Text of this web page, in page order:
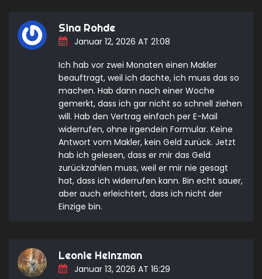
Sina Rohde
Januar 12, 2026 AT 21:08
Ich hab vor zwei Monaten einen Makler
beauftragt, weil ich dachte, ich muss das so
machen. Hab dann nach einer Woche
gemerkt, dass ich gar nicht so schnell ziehen
will. Hab den Vertrag einfach per E-Mail
widerrufen, ohne irgendein Formular. Keine
Antwort vom Makler, kein Geld zurück. Jetzt
hab ich gelesen, dass er mir das Geld
zurückzahlen muss, weil er mir nie gesagt
hat, dass ich widerrufen kann. Bin echt sauer,
aber auch erleichtert, dass ich nicht der
Einzige bin.
Leonie Heinzman
Januar 13, 2026 AT 16:29